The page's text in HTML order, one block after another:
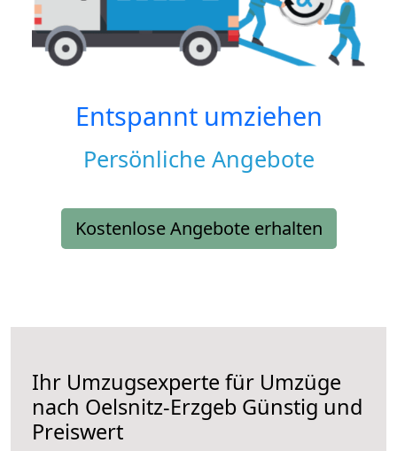
Entspannt umziehen
Persönliche Angebote
Kostenlose Angebote erhalten
Ihr Umzugsexperte für Umzüge
nach Oelsnitz-Erzgeb Günstig und
Preiswert